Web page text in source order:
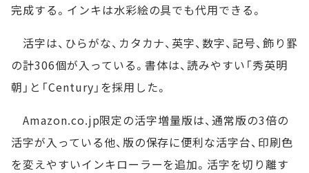
完成する。インキは水彩絵の具でも代用できる。
活字は、ひらがな、カタカナ、英字、数字、記号、飾り罫
の計306個が入っている。書体は、読みやすい「秀英明
朝」と「Century」を採用した。
Amazon.co.jp限定の活字増量版は、通常版の3倍の
活字が入っている他、版の保存に便利な活字台、印刷色
を変えやすいインキローラーを追加。活字を切り離す